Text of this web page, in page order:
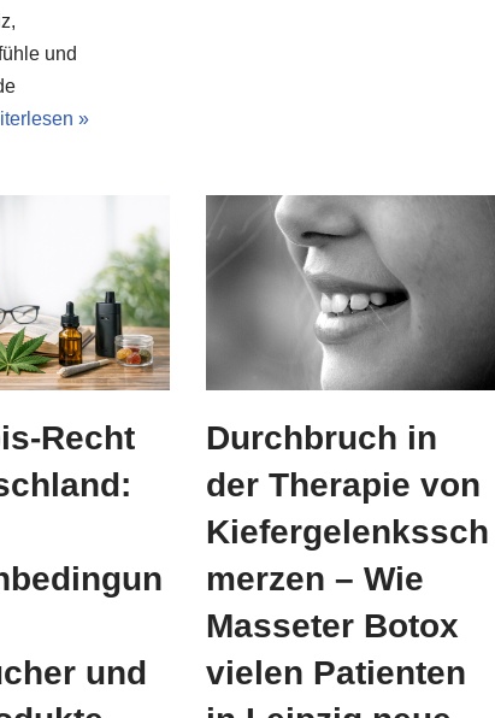
und
»
Recht
und
Durchbruch in
der Therapie von
Kiefergelenkssch
merzen – Wie
Masseter Botox
vielen Patienten